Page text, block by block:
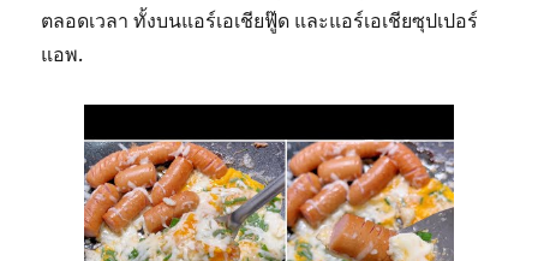
ตลอดเวลา ทั้งบนแอร์เอเชียฟู๊ด และแอร์เอเชียซุปเปอร์
แอพ.